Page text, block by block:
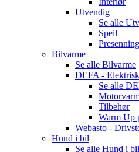
Utvendig
Se alle
Speil
Bilvarme
Se alle Bilvarme
DEFA - Elektrisk
Se alle
Tilbehør
Warm Up
Webasto -
Hund i bil
Se alle Hund i bil